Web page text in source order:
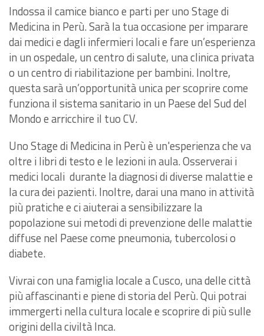
Indossa il camice bianco e parti per uno Stage di
Medicina in Perù. Sarà la tua occasione per imparare
dai medici e dagli infermieri locali e fare un’esperienza
in un ospedale, un centro di salute, una clinica privata
o un centro di riabilitazione per bambini. Inoltre,
questa sarà un’opportunità unica per scoprire come
funziona il sistema sanitario in un Paese del Sud del
Mondo e arricchire il tuo CV.
Uno Stage di Medicina in Perù è un'esperienza che va
oltre i libri di testo e le lezioni in aula. Osserverai i
medici locali durante la diagnosi di diverse malattie e
la cura dei pazienti. Inoltre, darai una mano in attività
più pratiche e ci aiuterai a sensibilizzare la
popolazione sui metodi di prevenzione delle malattie
diffuse nel Paese come pneumonia, tubercolosi o
diabete.
Vivrai con una famiglia locale a Cusco, una delle città
più affascinanti e piene di storia del Perù. Qui potrai
immergerti nella cultura locale e scoprire di più sulle
origini della civiltà Inca.